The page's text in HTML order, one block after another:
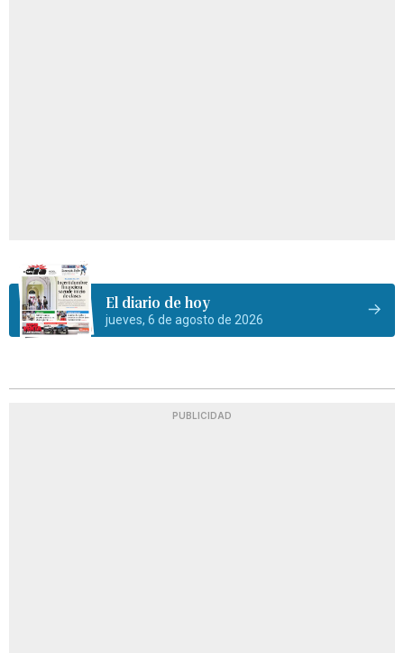
El diario de hoy
jueves, 6 de agosto de 2026
PUBLICIDAD